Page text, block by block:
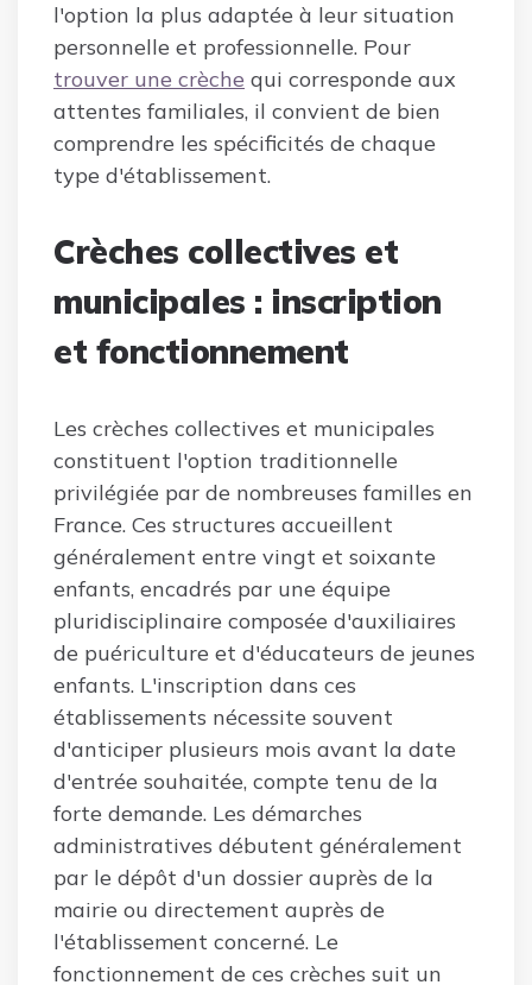
l'option la plus adaptée à leur situation
personnelle et professionnelle. Pour
trouver une crèche qui corresponde aux
attentes familiales, il convient de bien
comprendre les spécificités de chaque
type d'établissement.
Crèches collectives et
municipales : inscription
et fonctionnement
Les crèches collectives et municipales
constituent l'option traditionnelle
privilégiée par de nombreuses familles en
France. Ces structures accueillent
généralement entre vingt et soixante
enfants, encadrés par une équipe
pluridisciplinaire composée d'auxiliaires
de puériculture et d'éducateurs de jeunes
enfants. L'inscription dans ces
établissements nécessite souvent
d'anticiper plusieurs mois avant la date
d'entrée souhaitée, compte tenu de la
forte demande. Les démarches
administratives débutent généralement
par le dépôt d'un dossier auprès de la
mairie ou directement auprès de
l'établissement concerné. Le
fonctionnement de ces crèches suit un